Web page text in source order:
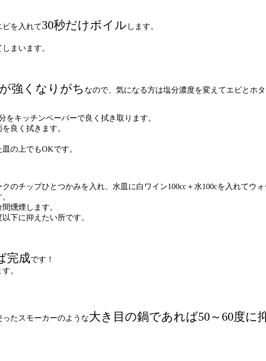
を入れて30秒だけボイル します。
まいます。
強くなりがち なので、気になる方は塩分濃度を変えてエビとホ
キッチンペーパーで良く拭き取ります。
良く拭きます。
の上でもOKです。
のチップひとつかみを入れ、水皿に白ワイン100cc＋水100cを入れてウ
燻煙します。
下に抑えたい所です。
完成です！
。
たスモーカーのような大き目の鍋であれば50～60度に